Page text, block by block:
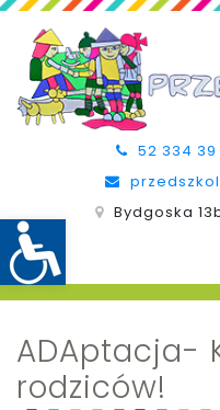
52 334 39
Bydgoska
ADAptacja-
rodziców!